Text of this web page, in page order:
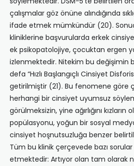
çalışmalar göz önüne alındığında
ifade etmek mümkündür (20).
kliniklerine başvurularda erkek
ek psikopatolojiye, çocuktan ergen
izlenmektedir. Nitekim bu değişimin
defa “Hızlı Başlangıçlı Cinsiyet
getirilmiştir (21). Bu fenomene göre
herhangi bir cinsiyet uyumsuz
görülmeksizin, yine ağırlığını
popülasyonu, yoğun bir sosyal
cinsiyet hoşnutsuzluğa benzer
Tüm bu klinik çerçevede bazı
etmektedir: Artıyor olan tam olarak